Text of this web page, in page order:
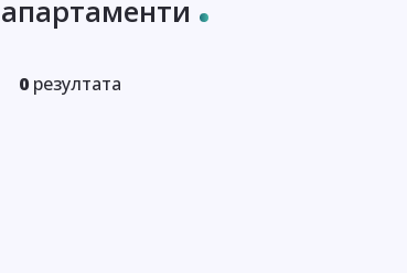
апартаменти
0 резултата